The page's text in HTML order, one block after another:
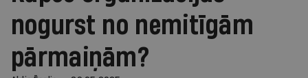
nogurst no nemitīgām
pārmaiņām?